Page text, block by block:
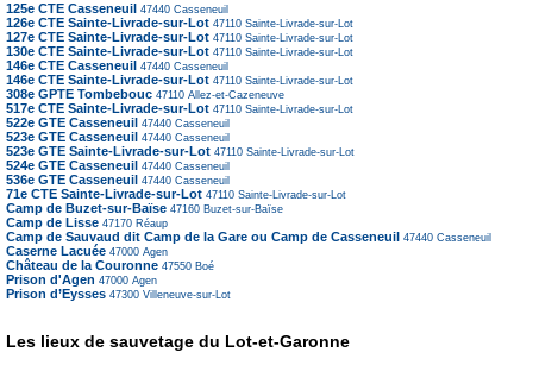
125e CTE Casseneuil 47440 Casseneuil
126e CTE Sainte-Livrade-sur-Lot 47110 Sainte-Livrade-sur-Lot
127e CTE Sainte-Livrade-sur-Lot 47110 Sainte-Livrade-sur-Lot
130e CTE Sainte-Livrade-sur-Lot 47110 Sainte-Livrade-sur-Lot
146e CTE Casseneuil 47440 Casseneuil
146e CTE Sainte-Livrade-sur-Lot 47110 Sainte-Livrade-sur-Lot
308e GPTE Tombebouc 47110 Allez-et-Cazeneuve
517e CTE Sainte-Livrade-sur-Lot 47110 Sainte-Livrade-sur-Lot
522e GTE Casseneuil 47440 Casseneuil
523e GTE Casseneuil 47440 Casseneuil
523e GTE Sainte-Livrade-sur-Lot 47110 Sainte-Livrade-sur-Lot
524e GTE Casseneuil 47440 Casseneuil
536e GTE Casseneuil 47440 Casseneuil
71e CTE Sainte-Livrade-sur-Lot 47110 Sainte-Livrade-sur-Lot
Camp de Buzet-sur-Baïse 47160 Buzet-sur-Baïse
Camp de Lisse 47170 Réaup
Camp de Sauvaud dit Camp de la Gare ou Camp de Casseneuil 47440 Casseneuil
Caserne Lacuée 47000 Agen
Château de la Couronne 47550 Boé
Prison d'Agen 47000 Agen
Prison d’Eysses 47300 Villeneuve-sur-Lot
Les lieux de sauvetage du Lot-et-Garonne